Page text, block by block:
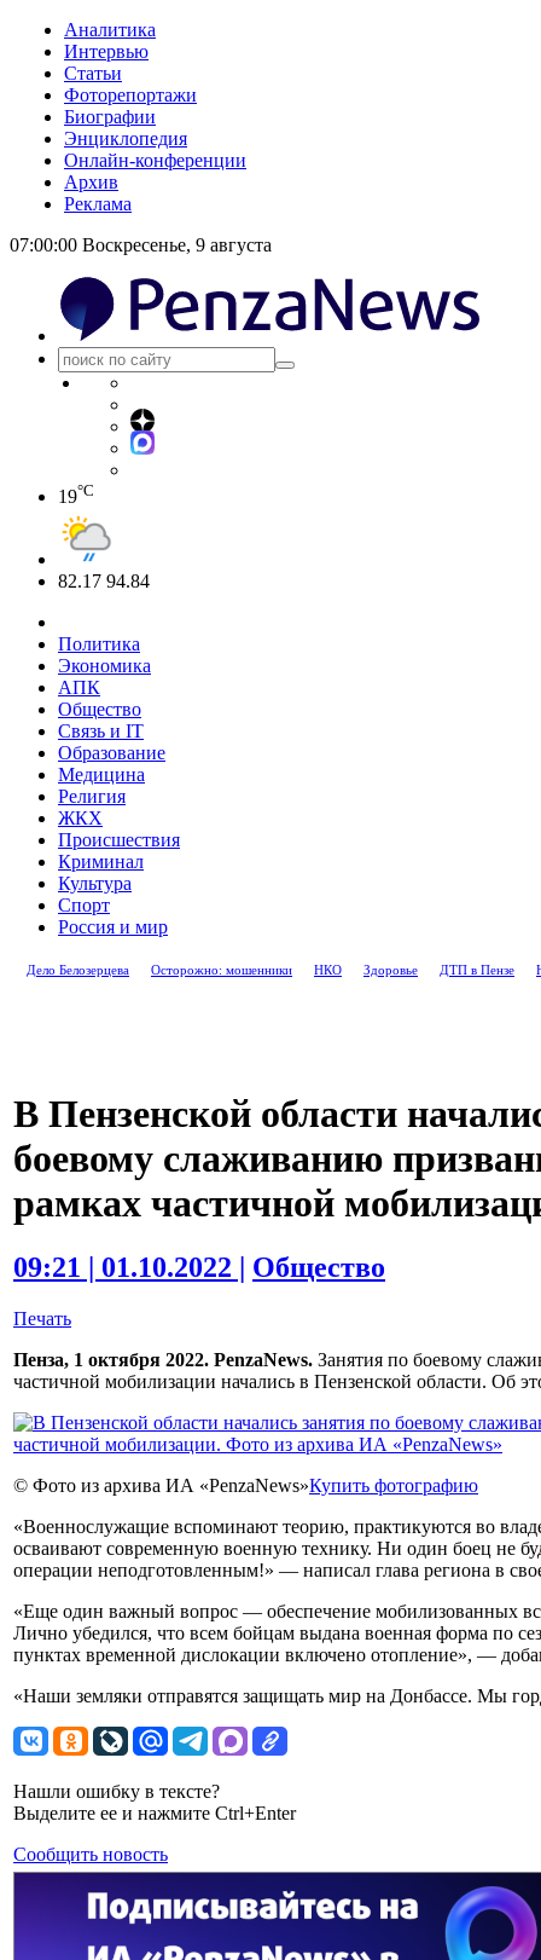
Аналитика
Интервью
Статьи
Фоторепортажи
Биографии
Энциклопедия
Онлайн-конференции
Архив
Реклама
07:00:00 Воскресенье, 9 августа
19°C
82.17 94.84
Политика
Экономика
АПК
Общество
Связь и IT
Образование
Медицина
Религия
ЖКХ
Происшествия
Криминал
Культура
Спорт
Россия и мир
Дело Белозерцева Осторожно: мошенники НКО Здоровье ДТП в Пензе
В Пензенской области
боевому слаживанию
рамках частичной
09:21 | 01.10.2022 | Общество
Печать
Пенза, 1 октября 2022. PenzaNews. Занятия по боевому
частичной мобилизации начались в Пензенской области. Об
© Фото из архива ИА «PenzaNews»Купить фотографию
«Военнослужащие вспоминают теорию, практикуются во
осваивают современную военную технику. Ни один боец не
операции неподготовленным!» — написал глава региона в
«Еще один важный вопрос — обеспечение мобилизованных
Лично убедился, что всем бойцам выдана военная форма по
пунктах временной дислокации включено отопление», —
«Наши земляки отправятся защищать мир на Донбассе. Мы
Нашли ошибку в тексте?
Выделите ее и нажмите Ctrl+Enter
Сообщить новость